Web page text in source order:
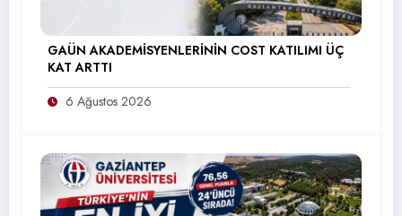
GAÜN AKADEMİSYENLERİNİN COST KATILIMI ÜÇ
KAT ARTTI
6 Ağustos 2026